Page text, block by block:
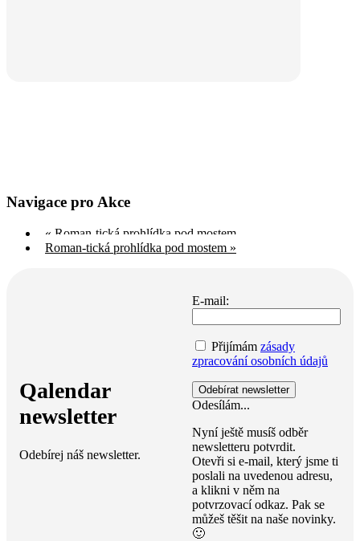
Navigace pro Akce
« Roman-tická prohlídka pod mostem
Roman-tická prohlídka pod mostem »
Qalendar
newsletter
Odebírej náš newsletter.
E-mail:
Přijímám zásady
zpracování osobních údajů
Odesílám...
Nyní ještě musíš odběr
newsletteru potvrdit.
Otevři si e-mail, který jsme ti
poslali na uvedenou adresu,
a klikni v něm na
potvrzovací odkaz. Pak se
můžeš těšit na naše novinky.
🙂